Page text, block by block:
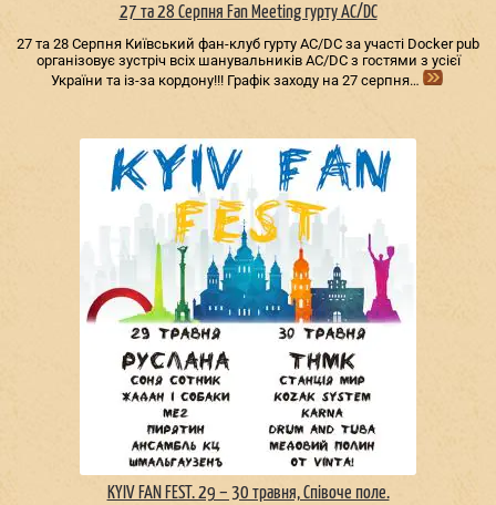
27 та 28 Серпня Fan Meeting гурту AC/DС
27 та 28 Серпня Київський фан-клуб гурту AC/DС за участі Docker pub
організовує зустріч всіх шанувальників AC/DС з гостями з усієї
України та із-за кордону!!! Графік заходу на 27 серпня…
KYIV FAN FEST. 29 – 30 травня, Співоче поле.